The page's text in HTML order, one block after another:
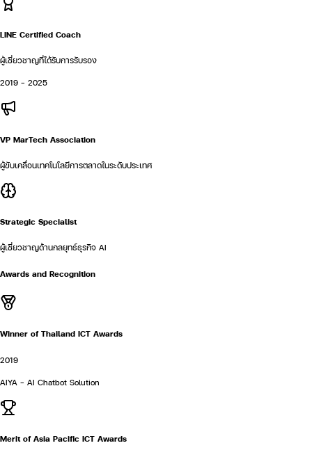
LINE Certified Coach
ผู้เชี่ยวชาญที่ได้รับการรับรอง
2019 - 2025
VP MarTech Association
ผู้ขับเคลื่อนเทคโนโลยีการตลาดในระดับประเทศ
Strategic Specialist
ผู้เชี่ยวชาญด้านกลยุทธ์ธุรกิจ AI
Awards and Recognition
Winner of Thailand ICT Awards
2019
AIYA - AI Chatbot Solution
Merit of Asia Pacific ICT Awards